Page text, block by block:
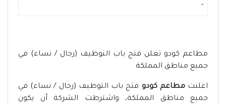
-
مطاعم كودو تعلن فتح باب التوظيف (رجال / نساء) في
جميع مناطق المملكة
اعلنتمطاعم كودو فتح باب التوظيف (رجال / نساء) في
جميع مناطق المملكة، واشترطت الشركة أن يكون